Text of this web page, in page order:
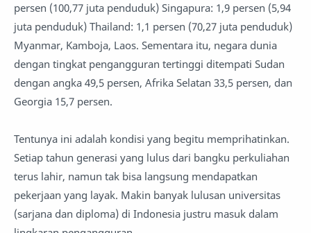
persen (100,77 juta penduduk) Singapura: 1,9 persen (5,94
juta penduduk) Thailand: 1,1 persen (70,27 juta penduduk)
Myanmar, Kamboja, Laos. Sementara itu, negara dunia
dengan tingkat pengangguran tertinggi ditempati Sudan
dengan angka 49,5 persen, Afrika Selatan 33,5 persen, dan
Georgia 15,7 persen.
Tentunya ini adalah kondisi yang begitu memprihatinkan.
Setiap tahun generasi yang lulus dari bangku perkuliahan
terus lahir, namun tak bisa langsung mendapatkan
pekerjaan yang layak. Makin banyak lulusan universitas
(sarjana dan diploma) di Indonesia justru masuk dalam